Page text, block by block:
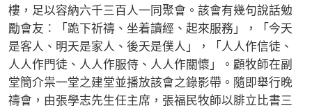
樓，足以容納六千三百人一同聚會。該會有幾句說話勉
勵會友︰「跪下祈禱、坐着讀經、起來服務」，「今天
是客人、明天是家人、後天是僕人」，「人人作信徒、
人人作門徒、人人作服侍、人人作關懷」。顧牧師在副
堂簡介祟一堂之建堂並播放該會之錄影帶。隨即舉行晚
禱會，由張學志先生任主席，張福民牧師以腓立比書三